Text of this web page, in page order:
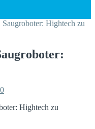
Hightech zu
0